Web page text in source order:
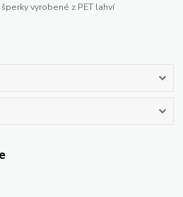
vyrobené z PET lahví